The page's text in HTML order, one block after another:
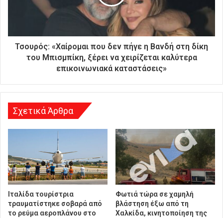
Τσουρός: «Χαίρομαι που δεν πήγε η Βανδή στη δίκη
του Μπισμπίκη, ξέρει να χειρίζεται καλύτερα
επικοινωνιακά καταστάσεις»
Σχετικά Άρθρα
Ιταλίδα τουρίστρια
τραυματίστηκε σοβαρά από
το ρεύμα αεροπλάνου στο
Φωτιά τώρα σε χαμηλή
βλάστηση έξω από τη
Χαλκίδα, κινητοποίηση της